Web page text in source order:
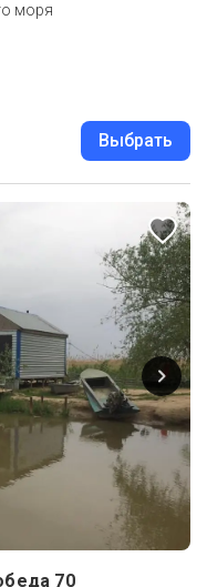
моря
Выбрать
70